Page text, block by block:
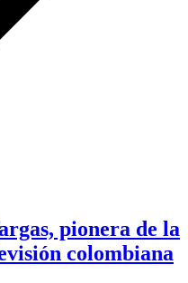
pionera de la
colombiana